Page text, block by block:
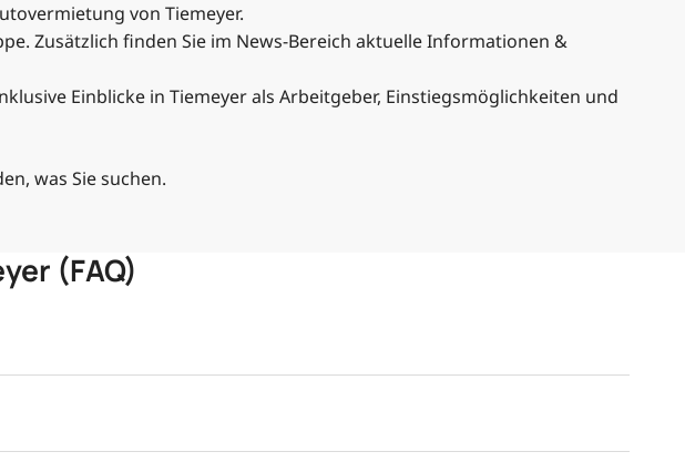
von Tiemeyer.
Zusätzlich finden Sie im News-Bereich aktuelle Informationen &
Einblicke in Tiemeyer als Arbeitgeber, Einstiegsmöglichkeiten und
was Sie suchen.
(FAQ)